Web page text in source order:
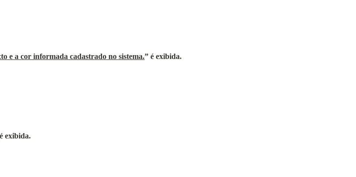
e a cor informada cadastrado no sistema.” é exibida.
exibida.